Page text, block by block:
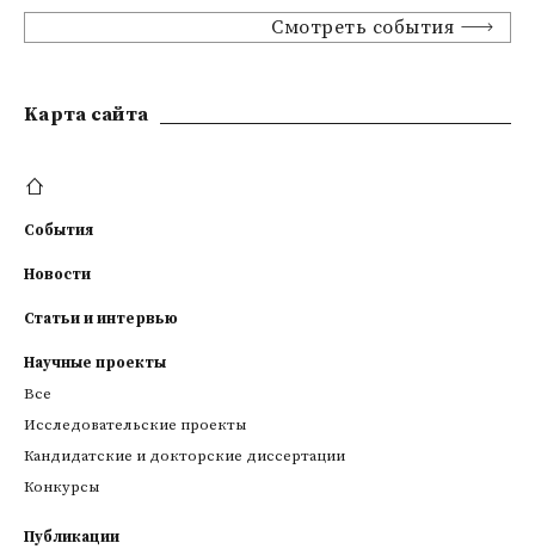
Смотреть события
Kарта сайта
События
Новости
Статьи и интервью
Научные проекты
Все
Исследовательские проекты
Кандидатские и докторские диссертации
Конкурсы
Публикации